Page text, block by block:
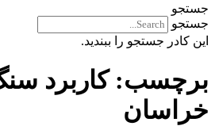
جستجو
جستجو
این کادر جستجو را ببندید.
برچسب:کاربرد
خراسان